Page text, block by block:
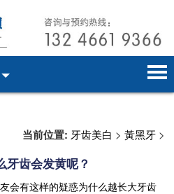
当前位置: 牙齿美白 > 黃黑牙>
牙齿会发黄呢？
会有这样的疑惑为什么越长大牙齿